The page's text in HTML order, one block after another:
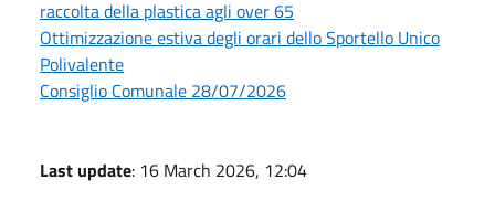
raccolta della plastica agli over 65
Ottimizzazione estiva degli orari dello Sportello Unico
Polivalente
Consiglio Comunale 28/07/2026
Last update: 16 March 2026, 12:04